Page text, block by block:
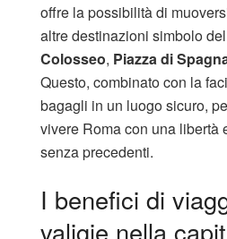
offre la possibilità di
altre destinazioni simbolo
Colosseo, Piazza di
Questo, combinato con la
bagagli in un luogo sicuro,
vivere Roma con una libertà
senza precedenti.
I benefici di
valigie nella